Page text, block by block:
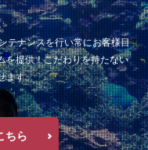
テナンスを行い常にお客様目
を提供！こだわりを持たない
ます。
ちら